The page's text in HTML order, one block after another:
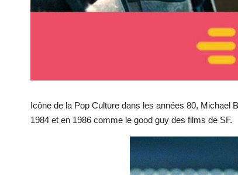
Icône de la Pop Culture dans les années 80, Michael
1984 et en 1986 comme le good guy des films de SF.